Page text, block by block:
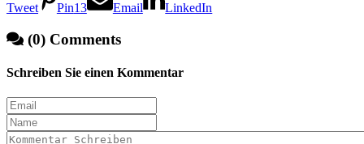
Tweet Pin13 Email LinkedIn
(0) Comments
Schreiben Sie einen Kommentar